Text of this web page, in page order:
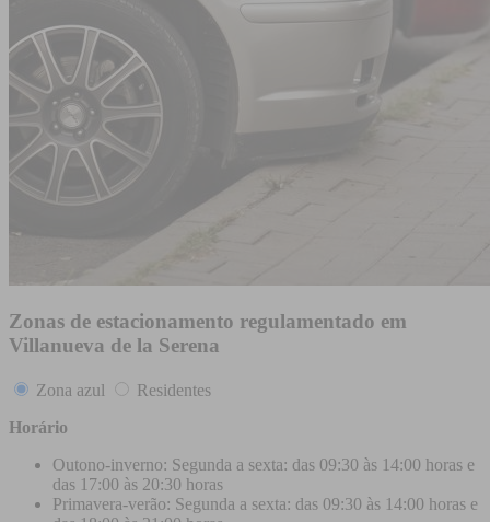
Zonas de estacionamento regulamentado em
Villanueva de la Serena
Zona azul
Residentes
Horário
Outono-inverno: Segunda a sexta: das 09:30 às 14:00 horas e
das 17:00 às 20:30 horas
Primavera-verão: Segunda a sexta: das 09:30 às 14:00 horas e